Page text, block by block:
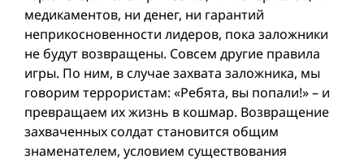
медикаментов, ни денег, ни гарантий
неприкосновенности лидеров, пока заложники
не будут возвращены. Совсем другие правила
игры. По ним, в случае захвата заложника, мы
говорим террористам: «Ребята, вы попали!» – и
превращаем их жизнь в кошмар. Возвращение
захваченных солдат становится общим
знаменателем, условием существования